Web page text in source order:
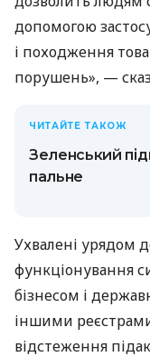
допомогою
і походження
порушень», —
ЧИТАЙТЕ ТАКОЖ
Зеленський
пальне
Ухвалені урядом
функціонування
бізнесом і
іншими
відстеження